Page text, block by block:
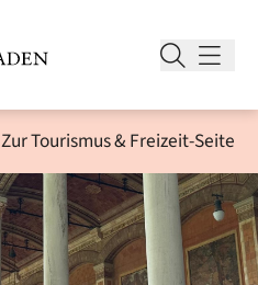
Zur Tourismus & Freizeit-Seite